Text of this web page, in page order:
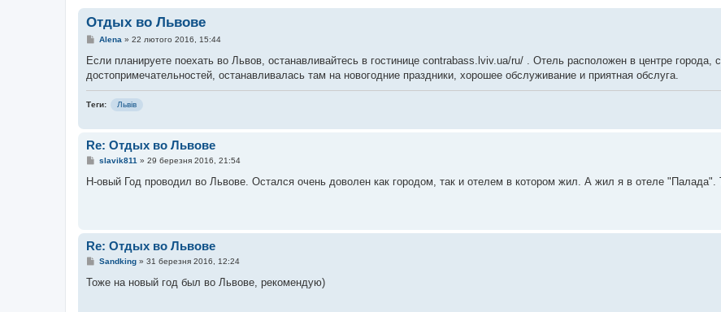
Отдых во Львове
П
в
д
л
я
Alena » 22 лютого 2016, 15:44
Если планируете поехать во Львов, останавливайтесь в гостинице contrabass.lviv.ua/ru/ . Отель расположен в центре города,
достопримечательностей, останавливалась там на новогодние праздники, хорошее обслуживание и приятная обслуга.
Теги: Львів
Re: Отдых во Львове
П
в
н
н
slavik811 » 29 березня 2016, 21:54
Н-овый Год проводил во Львове. Остался очень доволен как городом, так и отелем в котором жил. А жил я в отеле "Палада".
Re: Отдых во Львове
П
в
Sandking» 31 березня 2016, 12:24
Тоже на новый год был во Львове, рекомендую)